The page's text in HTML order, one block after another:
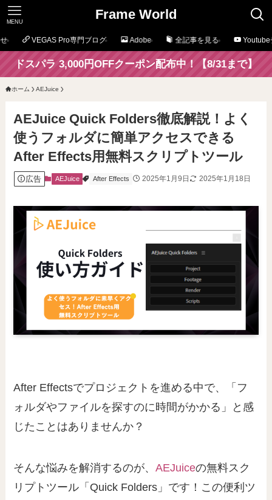
Frame World
MENU
VEGAS Pro専門ブログ Adobe 全記事を見る Youtube
ドスパラ 3,000円OFFクーポン配布中！【8/31まで】
ホーム AEJuice
AEJuice Quick Folders徹底解説！よく
使うフォルダに簡単アクセスできる
After Effects用無料スクリプトツール
広告 AEJuice After Effects 2025年1月9日 2025年1月18日
After Effectsでプロジェクトを進める中で、「フ
ォルダやファイルを探すのに時間がかかる」と感
じたことはありませんか？
そんな悩みを解消するのが、AEJuiceの無料スク
リプトツール「Quick Folders」です！この便利ツ